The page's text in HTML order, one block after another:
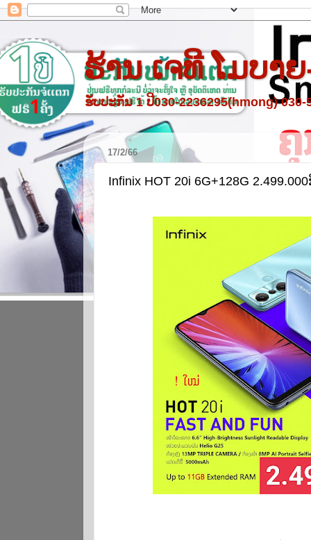
ຮ້ານ ເຈທີ ໂມບາ
ຮັບປະກັນ 1 ປີ030-2236295(hmong) 030-
17/2/66
Infinix HOT 20i 6G+128G